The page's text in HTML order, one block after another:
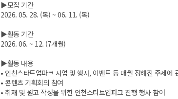
▶모집 기간
2026. 05. 28. (목) ~ 06. 11. (목)
▶활동 기간
2026. 06. ~ 12. (7개월)
▶활동 내용
• 인천스타트업파크 사업 및 행사, 이벤트 등 매월 정해진 주제에
• 콘텐츠 기획회의 참여
• 취재 및 원고 작성을 위한 인천스타트업파크 진행 행사 참여